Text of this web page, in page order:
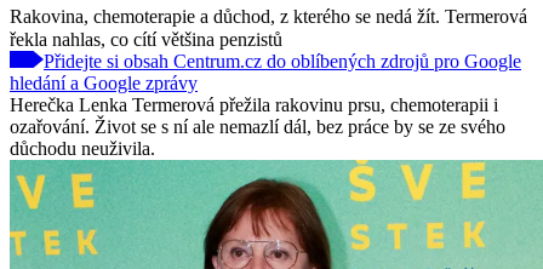
Rakovina, chemoterapie a důchod, z kterého se nedá žít. Termerová
řekla nahlas, co cítí většina penzistů
Přidejte si obsah Centrum.cz do oblíbených zdrojů pro Google
hledání a Google zprávy
Herečka Lenka Termerová přežila rakovinu prsu, chemoterapii i
ozařování. Život se s ní ale nemazlí dál, bez práce by se ze svého
důchodu neuživila.